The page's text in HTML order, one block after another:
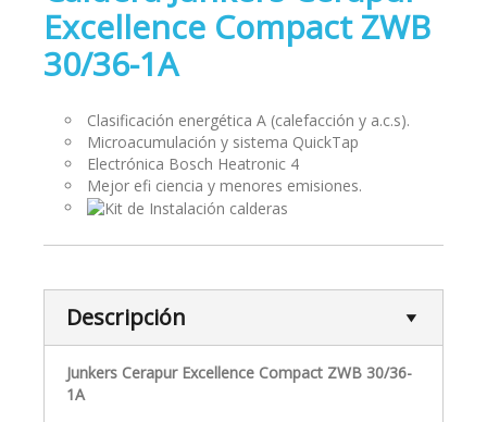
Excellence Compact ZWB
30/36-1A
Clasificación energética A (calefacción y a.c.s).
Microacumulación y sistema QuickTap
Electrónica Bosch Heatronic 4
Mejor efi ciencia y menores emisiones.
Descripción
Junkers Cerapur Excellence Compact ZWB 30/36-
1A